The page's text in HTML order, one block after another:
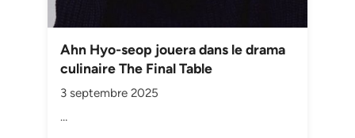
Ahn Hyo-seop jouera dans le drama
culinaire The Final Table
3 septembre 2025
…